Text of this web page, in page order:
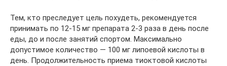
Тем, кто преследует цель похудеть, рекомендуется
принимать по 12-15 мг препарата 2-3 раза в день после
еды, до и после занятий спортом. Максимально
допустимое количество — 100 мг липоевой кислоты в
день. Продолжительность приема тиоктовой кислоты